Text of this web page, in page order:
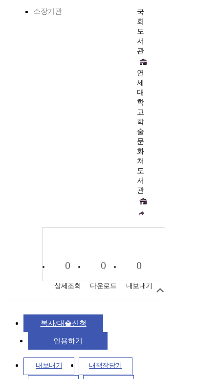
소장기관
국
회
도
서
관
연
세
대
학
교
학
술
문
화
처
도
서
관
0
상세조회
0
다운로드
0
내보내기
복사/대출신청
인용하기
내보내기 내책장담기